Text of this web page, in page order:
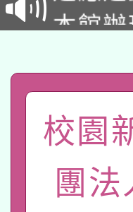
招)
本館
礎課程
A3數
「數
pilot」
薪期
轉知
校園
團